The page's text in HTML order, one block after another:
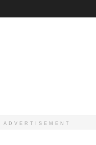
ADVERTISEMENT